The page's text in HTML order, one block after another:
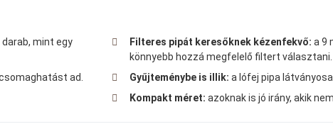
mint egy
ad.
Filteres pipát keresőknek kézenfekvő: a 9
könnyebb hozzá megfelelő filtert választani.
Gyűjteménybe is illik: a lófej pipa
Kompakt méret: azoknak is jó irány, akik